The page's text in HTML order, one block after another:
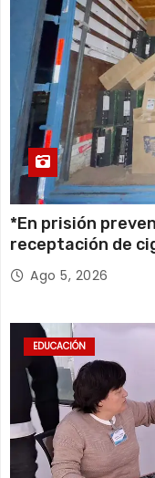
*En prisión
receptación de
millones*
Ago 5, 2026
EDUCACIÓN